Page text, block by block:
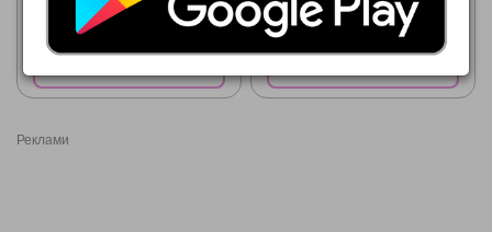
FINE LIFE Омекотител SEMANA Омекотител
Реклами